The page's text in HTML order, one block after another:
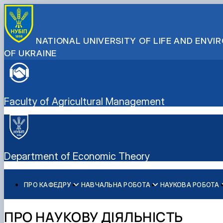
NATIONAL UNIVERSITY OF LIFE AND
OF UKRAINE
Faculty of Agricultural Management
Department of Economic Theory
ПРО КАФЕДРУ
Історія кафедри
НАВЧАЛЬНА РОБОТА
Бакалаврат
НАУКОВА РОБОТА
Про наукову діяльність
ПРО НАУКОВУ ДІЯЛЬНІСТЬ